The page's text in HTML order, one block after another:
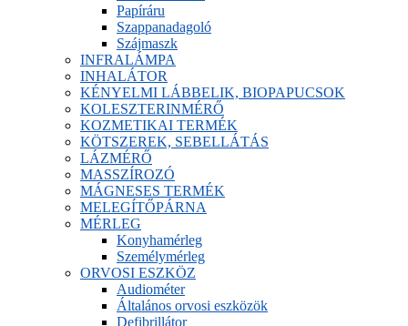
Papíráru
Szappanadagoló
Szájmaszk
INFRALÁMPA
INHALÁTOR
KÉNYELMI LÁBBELIK, BIOPAPUCSOK
KOLESZTERINMÉRŐ
KOZMETIKAI TERMÉK
KÖTSZEREK, SEBELLÁTÁS
LÁZMÉRŐ
MASSZÍROZÓ
MÁGNESES TERMÉK
MELEGÍTŐPÁRNA
MÉRLEG
Konyhamérleg
Személymérleg
ORVOSI ESZKÖZ
Audiométer
Általános orvosi eszközök
Defibrillátor